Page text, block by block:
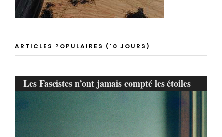
ARTICLES POPULAIRES (10 JOURS)
Les Fascistes n’ont jamais compté les étoiles